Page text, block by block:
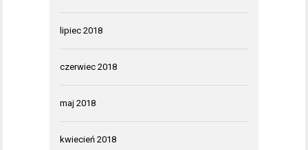
lipiec 2018
czerwiec 2018
maj 2018
kwiecień 2018